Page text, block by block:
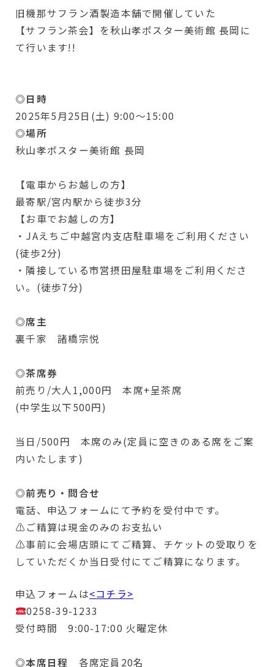
旧機那サフラン酒製造本舗で開催していた
【サフラン茶会】を秋山孝ポスター美術館 長岡に
て行います!!
◎日時
2025年5月25日(土) 9:00〜15:00
◎場所
秋山孝ポスター美術館 長岡
【電車からお越しの方】
最寄駅/宮内駅から徒歩3分
【お車でお越しの方】
・JAえちご中越宮内支店駐車場をご利用ください
(徒歩2分)
・隣接している市営摂田屋駐車場をご利用くださ
い。(徒歩7分)
◎席主
裏千家 諸橋宗悦
◎茶席券
前売り/大人1,000円 本席+呈茶席
(中学生以下500円)
当日/500円 本席のみ(定員に空きのある席をご案
内いたします)
◎前売り・問合せ
電話、申込フォームにて予約を受付中です。
⚠ご精算は現金のみのお支払い
⚠事前に会場店頭にてご精算、チケットの受取りを
していただくか当日受付にてご精算になります。
申込フォームは<コチラ>
0258-39-1233
受付時間 9:00-17:00 火曜定休
◎本席日程 各席定員20名